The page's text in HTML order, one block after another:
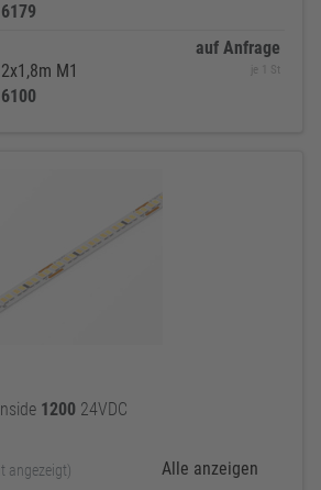
M1
auf Anfrage
je 1 St
1200 24VDC
angezeigt)
Alle anzeigen